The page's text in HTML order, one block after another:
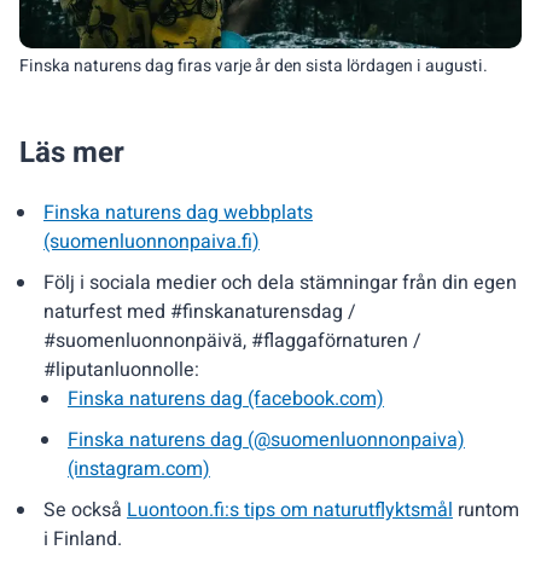
Finska naturens dag firas varje år den sista lördagen i augusti.
Läs mer
Finska naturens dag webbplats
(suomenluonnonpaiva.fi)
Följ i sociala medier och dela stämningar från din egen
naturfest med #finskanaturensdag /
#suomenluonnonpäivä, #flaggaförnaturen /
#liputanluonnolle:
Finska naturens dag (facebook.com)
Finska naturens dag (@suomenluonnonpaiva)
(instagram.com)
Se också Luontoon.fi:s tips om naturutflyktsmål runtom
i Finland.